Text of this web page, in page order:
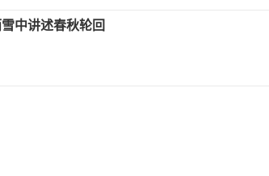
中讲述春秋轮回